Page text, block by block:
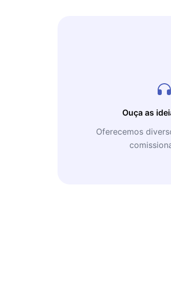
Ouça as
Oferecemos